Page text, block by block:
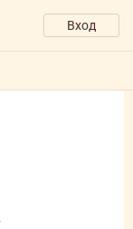
Вход